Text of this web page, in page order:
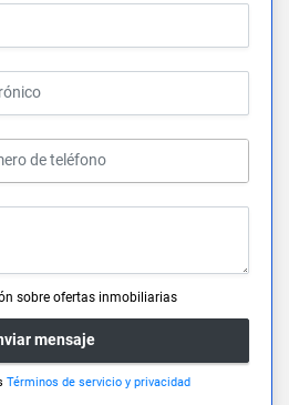
sobre ofertas inmobiliarias
mensaje
Términos de servicio y privacidad